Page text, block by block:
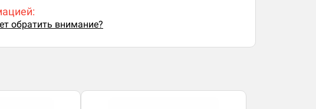
обратить внимание?